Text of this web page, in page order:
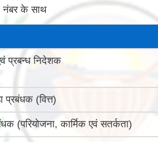
नंबर के साथ
प्रबन्ध निदेशक
प्रबंधक (वित्त)
(परियोजना, कार्मिक एवं सतर्कता)